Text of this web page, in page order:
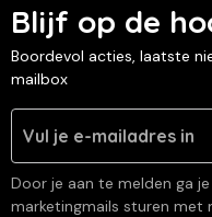
Blijf op de
Boordevol acties, laatste
mailbox
Door je aan te melden ga
marketingmails sturen met